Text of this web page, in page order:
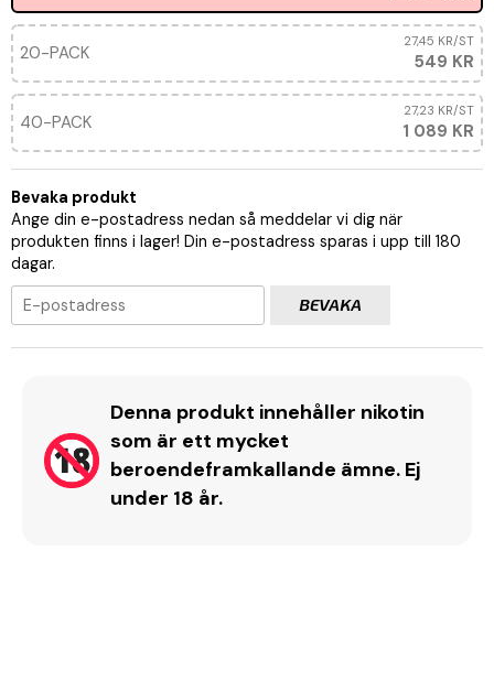
20-PACK 549 KR
27,45 KR/ST
40-PACK 1 089 KR
27,23 KR/ST
Bevaka produkt
Ange din e-postadress nedan så meddelar vi dig när
produkten finns i lager! Din e-postadress sparas i upp till 180
dagar.
BEVAKA
Denna produkt innehåller nikotin
som är ett mycket
beroendeframkallande ämne. Ej
under 18 år.